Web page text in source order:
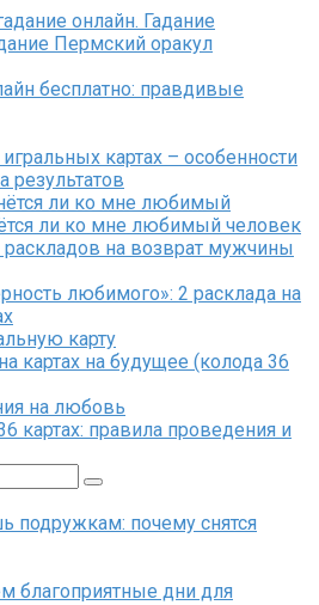
онлайн. Гадание
Пермский оракул
бесплатно: правдивые
картах – особенности
результатов
ли ко мне любимый человек
раскладов на возврат мужчины
любимого»: 2 расклада на
картах на будущее (колода 36
картах: правила проведения и
подружкам: почему снятся
благоприятные дни для